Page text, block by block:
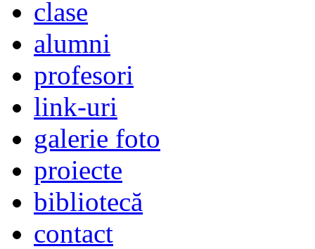
clase
alumni
profesori
link-uri
galerie foto
proiecte
bibliotecă
contact